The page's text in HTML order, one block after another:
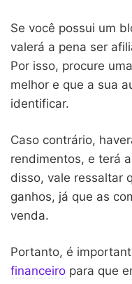
Se você possui um
valerá a pena ser
Por isso, procure
melhor e que a sua
identificar.
Caso contrário,
rendimentos, e terá
disso, vale ressaltar
ganhos, já que as
venda.
Portanto, é
financeiro para que